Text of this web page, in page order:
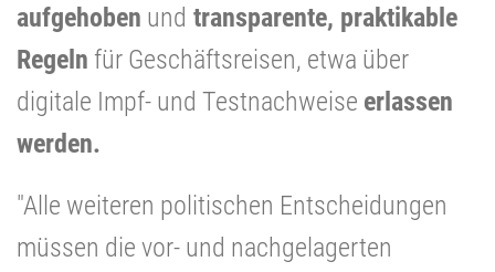
aufgehoben und transparente, praktikable
Regeln für Geschäftsreisen, etwa über
digitale Impf- und Testnachweise erlassen
werden.
"Alle weiteren politischen Entscheidungen
müssen die vor- und nachgelagerten